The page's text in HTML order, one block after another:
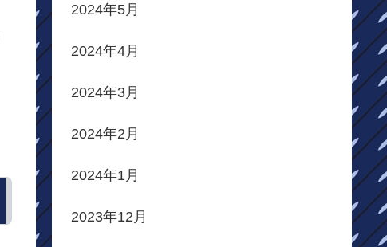
2024年5月
2024年4月
2024年3月
2024年2月
2024年1月
2023年12月